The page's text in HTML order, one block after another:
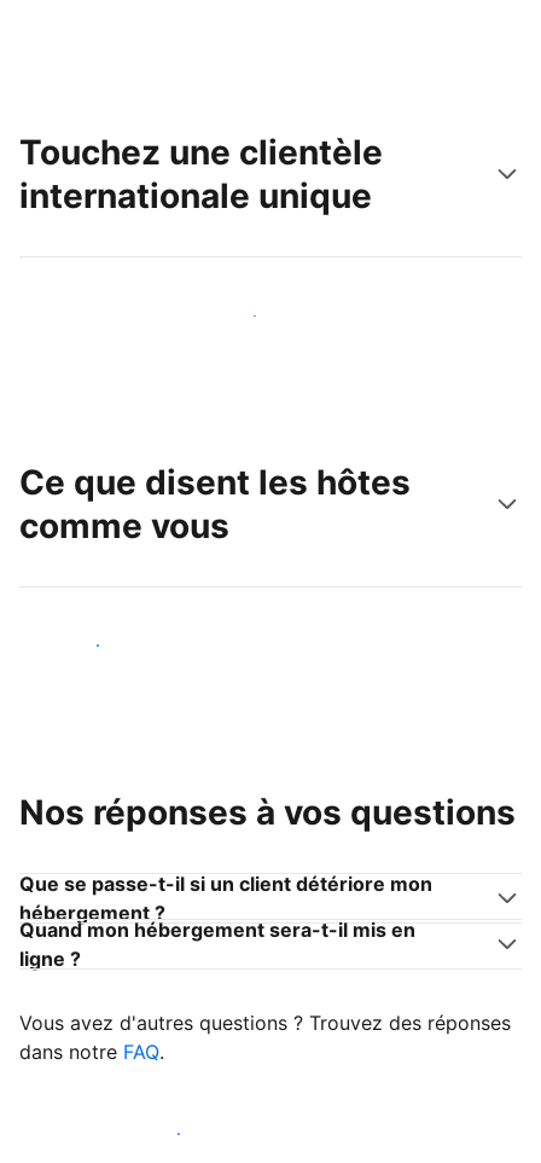
Touchez une clientèle
internationale unique
Touchez une nouvelle clientèle dès aujourd'hui
Ce que disent les hôtes
comme vous
Devenir hôte
Nos réponses à vos questions
Que se passe-t-il si un client détériore mon
hébergement ?
Quand mon hébergement sera-t-il mis en
ligne ?
Vous avez d'autres questions ? Trouvez des réponses
dans notre FAQ.
Accueillir mes premiers clients